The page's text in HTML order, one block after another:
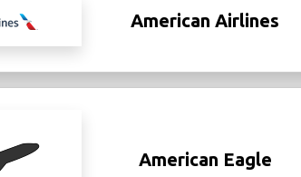
American Airlines
American Eagle